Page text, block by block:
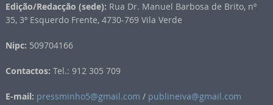
Edição/Redacção (sede): Rua Dr. Manuel Barbosa de Brito, nº
35, 3º Esquerdo Frente, 4730-769 Vila Verde
Nipc: 509704166
Contactos: Tel.: 912 305 709
E-mail: pressminho5@gmail.com / publineiva@gmail.com